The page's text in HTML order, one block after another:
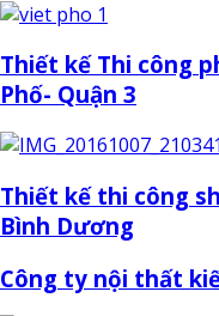
Thiết kế Thi công
Phố- Quận 3
Thiết kế thi công
Bình Dương
Công ty nội thất